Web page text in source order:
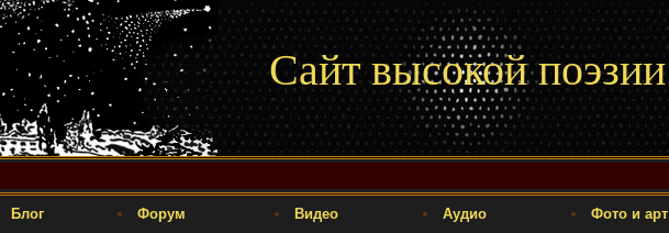
Сайт высокой поэзии
Блог Форум Видео Аудио Фото и арт